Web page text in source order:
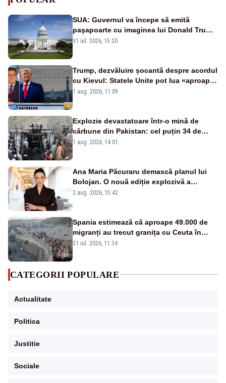
SUA: Guvernul va începe să emită
paşapoarte cu imaginea lui Donald Trump
începând cu 8 august
31 iul. 2026, 15:20
Trump, dezvăluire șocantă despre acordul
cu Kievul: Statele Unite pot lua «aproape
tot ce vor» din minele Ucrainei”
1 aug. 2026, 11:09
Explozie devastatoare într-o mină de
cărbune din Pakistan: cel puțin 34 de
morți - VIDEO
1 aug. 2026, 14:01
Ana Maria Păcuraru demască planul lui
Bolojan. O nouă ediție explozivă a
emisiunii „Miza Zilei” la Realitatea PLUS
2 aug. 2026, 15:42
Spania estimează că aproape 49.000 de
migranți au trecut granița cu Ceuta în
ultimele 24 de ore. Bilanțul morților a
31 iul. 2026, 11:34
CATEGORII POPULARE
Actualitate
Politica
Justitie
Sociale